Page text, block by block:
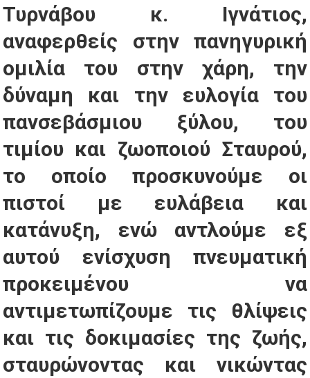
Τυρνάβου κ. Ιγνάτιος,
αναφερθείς στην πανηγυρική
ομιλία του στην χάρη, την
δύναμη και την ευλογία του
πανσεβάσμιου ξύλου, του
τιμίου και ζωοποιού Σταυρού,
το οποίο προσκυνούμε οι
πιστοί με ευλάβεια και
κατάνυξη, ενώ αντλούμε εξ
αυτού ενίσχυση πνευματική
προκειμένου να
αντιμετωπίζουμε τις θλίψεις
και τις δοκιμασίες της ζωής,
σταυρώνοντας και νικώντας